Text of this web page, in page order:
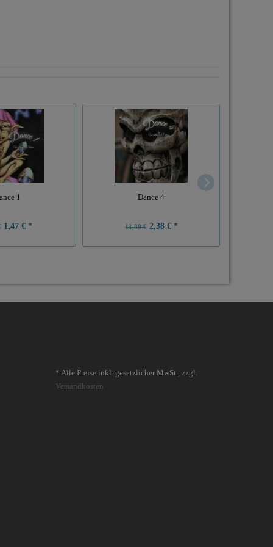
1
1,47 € *
Dance 4
11,89 €2,38 € *
* Alle Preise inkl. gesetzlicher MwSt., zzgl.
Versandkosten